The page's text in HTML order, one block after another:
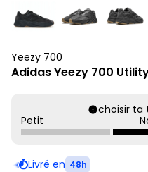
Yeezy 700
Adidas Yeezy 700
choisir ta
Petit
Livré en 48h